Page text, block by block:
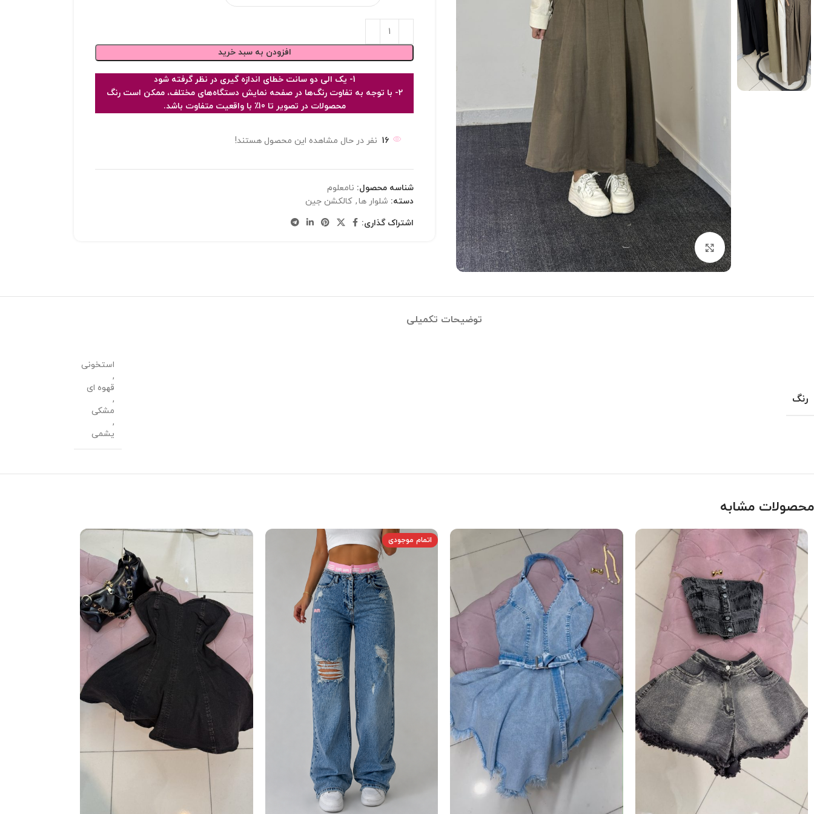
بزرگنمایی تصویر
افزودن به سبد خرید
1- یک الی دو سانت خطای اندازه گیری در نظر گرفته شود
2- با توجه به تفاوت رنگ‌ها در صفحه نمایش دستگاه‌های مختلف، ممکن است رنگ
محصولات در تصویر تا 10٪ با واقعیت متفاوت باشد.
16 نفر در حال مشاهده این محصول هستند!
شناسه محصول: نامعلوم
دسته: شلوار ها, کالکشن جین
اشتراک گذاری:
توضیحات تکمیلی
رنگ
استخونی
,
قهوه ای
,
مشکی
,
یشمی
محصولات مشابه
اتمام موجودی